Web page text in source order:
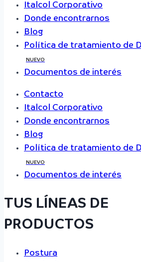
Italcol Corporativo
Donde encontrarnos
Blog
Política de tratamiento de
NUEVO
Documentos de interés
Contacto
Italcol Corporativo
Donde encontrarnos
Blog
Política de tratamiento de
NUEVO
Documentos de interés
TUS LÍNEAS DE
PRODUCTOS
Postura